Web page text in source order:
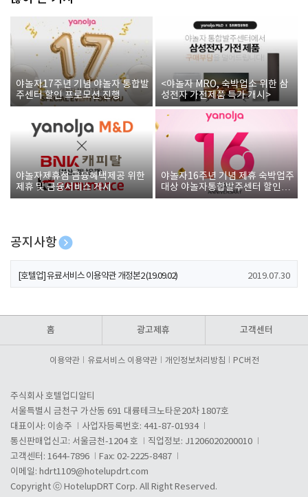
야놀자17주년 기념 야놀자 통합발
주센터 할인 프로모션 진행
<야놀자 MRO, 숙박업소 위한 삼
성전자 가전제품 특가 개시>
야놀자제휴점 금융혜택제공 위한
제휴 및 금융서비스 게시
야놀자16주년 기념 제휴 숙박업주
대상 야놀자통합발주센터 할인쿠
폰 증정
공지사항
[호텔업] 개인정보 처리방침 개정본1 (19.09.02)
[호텔업] 유료서비스 이용약관 개정본2 (19.09.02) 2019.07.30
홈 광고제휴 고객센터
이용약관 유료서비스 이용약관 개인정보처리방침 PC버전
주식회사 호텔업디알티
서울특별시 금천구 가산동 691 대륭테크노타운20차 1807호
대표이사: 이송주
사업자등록번호: 441-87-01934
통신판매업신고: 서울금천-1204 호
직업정보: J1206020200010
고객센터: 1644-7896
Fax: 02-2225-8487
이메일: hdrt1109@hotelupdrt.com
Copyright ⓒ HotelupDRT Corp. All Right Reserved.